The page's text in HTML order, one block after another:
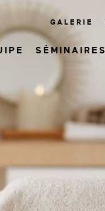
SÉMINAIRES
GALERIE